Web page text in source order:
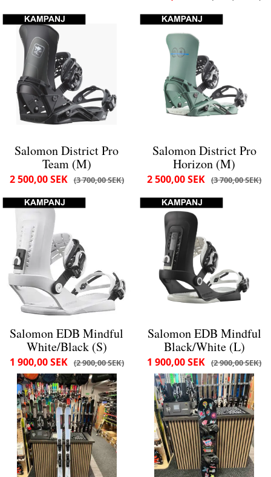
Salomon District Pro
Team (M)
3 700,00 SEK
2 500,00 SEK
Salomon District Pro
Horizon (M)
3 700,00 SEK
2 500,00 SEK
Salomon EDB Mindful
White/Black (S)
2 900,00 SEK
1 900,00 SEK
Salomon EDB Mindful
Black/White (L)
2 900,00 SEK
1 900,00 SEK